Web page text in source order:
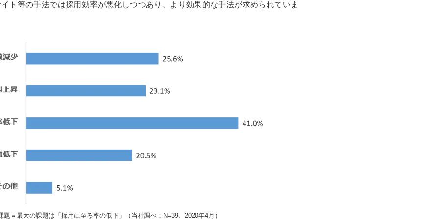
ト等の手法では採用効率が悪化しつつあり、より効果的な手法が求められていま
＝最大の課題は「採用に至る率の低下」（当社調べ：N=39、2020年4月）